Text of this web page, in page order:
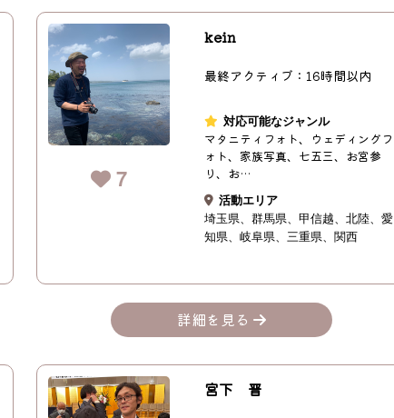
7
kein
最終アクティブ：16時間以内
対応可能なジャンル
マタニティフォト、ウェディングフ
ォト、家族写真、七五三、お宮参
り、お…
活動エリア
埼玉県
群馬県 甲信越 北陸
愛
知県
岐阜県 三重県 関西
詳細を見る
宮下 晋